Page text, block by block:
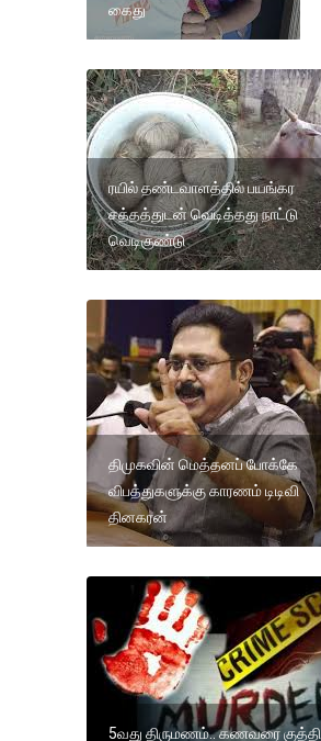
கைது
ரயில் தண்டவாளத்தில் பயங்கர
சத்தத்துடன் வெடித்தது நாட்டு
வெடிகுண்டு
திமுகவின் மெத்தனப் போக்கே
விபத்துகளுக்கு காரணம் டிடிவி
தினகரன்
5வது திருமணம்.. கணவரை குத்தி